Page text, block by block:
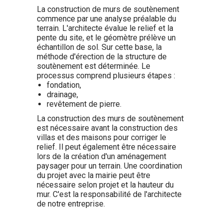
La construction de murs de soutènement
commence par une analyse préalable du
terrain. L'architecte évalue le relief et la
pente du site, et le géomètre prélève un
échantillon de sol. Sur cette base, la
méthode d'érection de la structure de
soutènement est déterminée. Le
processus comprend plusieurs étapes :
fondation,
drainage,
revêtement de pierre.
La construction des murs de soutènement
est nécessaire avant la construction des
villas et des maisons pour corriger le
relief. Il peut également être nécessaire
lors de la création d'un aménagement
paysager pour un terrain. Une coordination
du projet avec la mairie peut être
nécessaire selon projet et la hauteur du
mur. C'est la responsabilité de l'architecte
de notre entreprise.